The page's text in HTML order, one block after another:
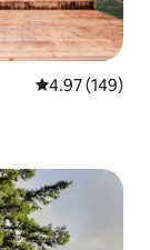
レビュー149
4.97 (149)